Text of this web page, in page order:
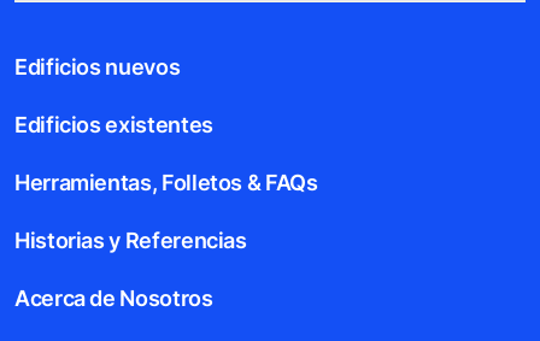
Edificios nuevos
Edificios existentes
Herramientas, Folletos & FAQs
Historias y Referencias
Acerca de Nosotros